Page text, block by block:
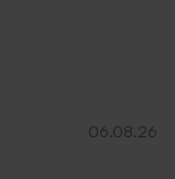
06.08.26